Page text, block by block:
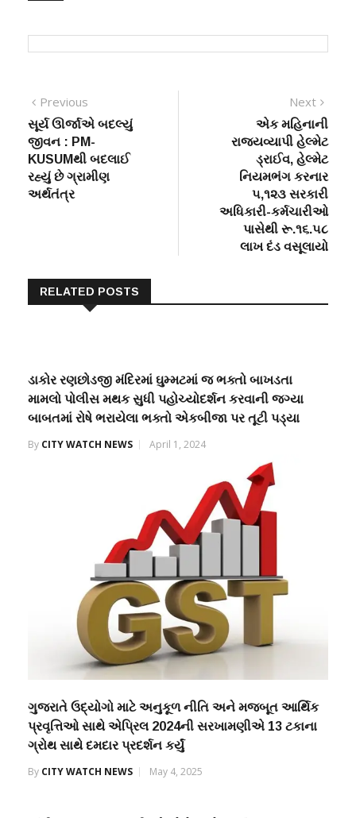
Post
navigation
Previous
post:
સૂર્ય ઊર્જાએ બદલ્યું
જીવન : PM-
KUSUMથી બદલાઈ
રહ્યું છે ગ્રામીણ
અર્થતંત્ર
Next
post:
એક મહિનાની
રાજ્યવ્યાપી હેલ્મેટ
ડ્રાઈવ, હેલ્મેટ
નિયમભંગ કરનાર
૫,૧૨૩ સરકારી
અધિકારી-કર્મચારીઓ
પાસેથી રૂ.૧૬.૫૮
લાખ દંડ વસૂલાયો
RELATED POSTS
ડાકોર રણછોડજી મંદિરમાં ઘુમ્મટમાં જ ભક્તો બાખડતા
મામલો પોલીસ મથક સુધી પહોચ્યોદર્શન કરવાની જગ્યા
બાબતમાં રોષે ભરાયેલા ભક્તો એકબીજા પર તૂટી પડ્યા
By CITY WATCH NEWS April 1, 2024
ગુજરાતે ઉદ્યોગો માટે અનુકૂળ નીતિ અને મજબૂત આર્થિક
પ્રવૃત્તિઓ સાથે એપ્રિલ 2024ની સરખામણીએ 13 ટકાના
ગ્રોથ સાથે દમદાર પ્રદર્શન કર્યું
By CITY WATCH NEWS May 4, 2025